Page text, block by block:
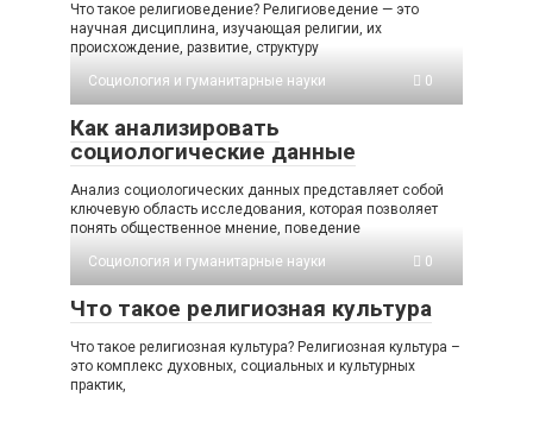
Что такое религиоведение? Религиоведение — это
научная дисциплина, изучающая религии, их
происхождение, развитие, структуру
Социология и гуманитарные науки
0
Как анализировать
социологические данные
Анализ социологических данных представляет собой
ключевую область исследования, которая позволяет
понять общественное мнение, поведение
Социология и гуманитарные науки
0
Что такое религиозная культура
Что такое религиозная культура? Религиозная культура –
это комплекс духовных, социальных и культурных
практик,